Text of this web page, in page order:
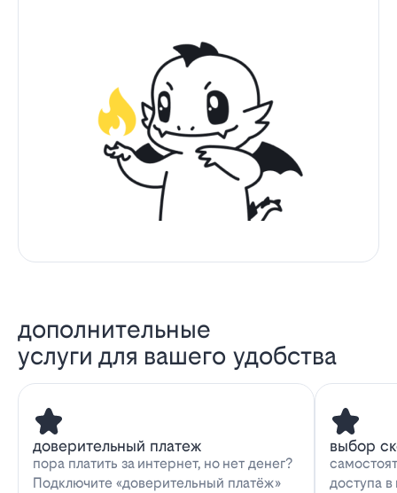
дополнительные
услуги для вашего удобства
доверительный платеж
пора платить за интернет, но нет денег?
Подключите «доверительный платёж»
выбор
доступа